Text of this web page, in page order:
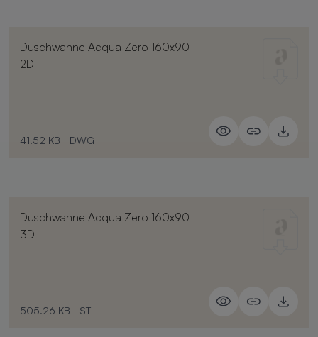
Duschwanne Acqua Zero 160x90
2D
41.52 KB | DWG
Duschwanne Acqua Zero 160x90
3D
505.26 KB | STL